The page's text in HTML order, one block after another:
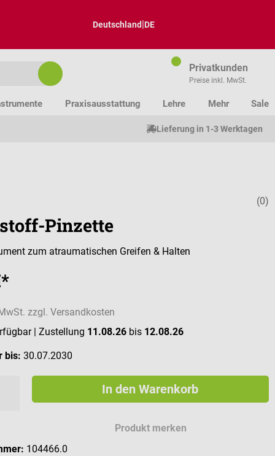
Deutschland|DE
Privatkunden
Preise inkl. MwSt.
Praxisausstattung Lehre Mehr Sale
Lieferung in 1-3 Werktagen
(0)
Pinzette
zum atraumatischen Greifen & Halten
zzgl. Versandkosten
| Zustellung 11.08.26 bis 12.08.26
bis: 30.07.2030
In den Warenkorb
Produkt merken
104466.0